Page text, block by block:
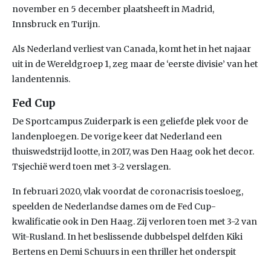
november en 5 december plaatsheeft in Madrid,
Innsbruck en Turijn.
Als Nederland verliest van Canada, komt het in het najaar
uit in de Wereldgroep 1, zeg maar de ‘eerste divisie’ van het
landentennis.
Fed Cup
De Sportcampus Zuiderpark is een geliefde plek voor de
landenploegen. De vorige keer dat Nederland een
thuiswedstrijd lootte, in 2017, was Den Haag ook het decor.
Tsjechië werd toen met 3-2 verslagen.
In februari 2020, vlak voordat de coronacrisis toesloeg,
speelden de Nederlandse dames om de Fed Cup-
kwalificatie ook in Den Haag. Zij verloren toen met 3-2 van
Wit-Rusland. In het beslissende dubbelspel delfden Kiki
Bertens en Demi Schuurs in een thriller het onderspit